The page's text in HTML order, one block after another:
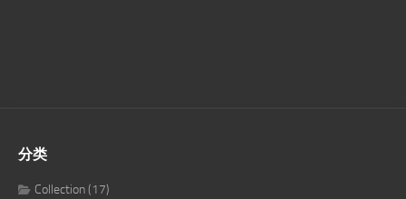
分类
Collection(17)